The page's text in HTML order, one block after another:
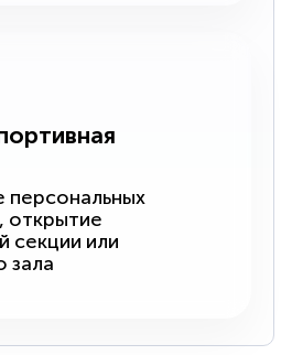
открытие
секции или
зала